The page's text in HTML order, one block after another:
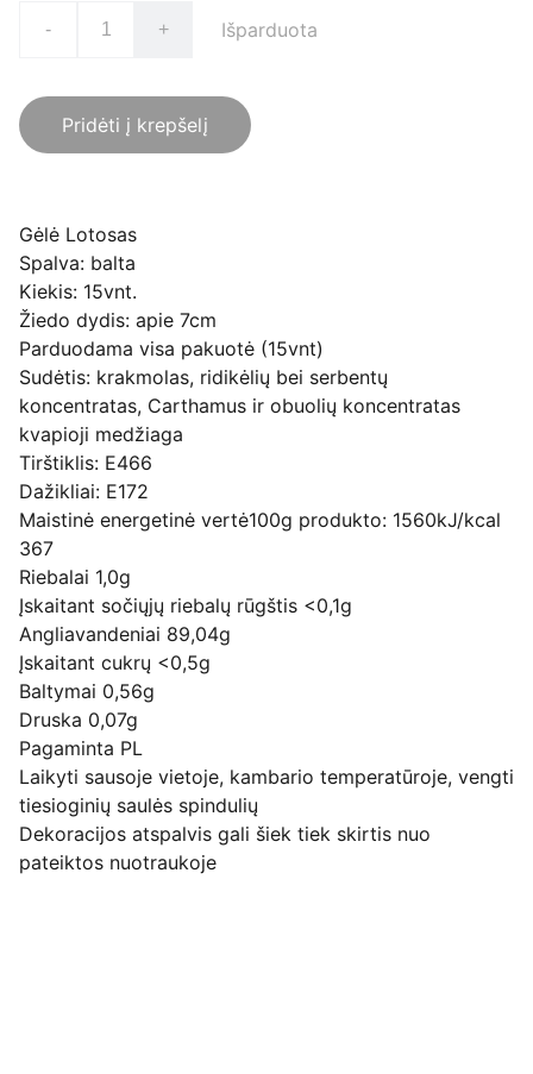
- + Išparduota
Pridėti į krepšelį
Gėlė Lotosas
Spalva: balta
Kiekis: 15vnt.
Žiedo dydis: apie 7cm
Parduodama visa pakuotė (15vnt)
Sudėtis: krakmolas, ridikėlių bei serbentų
koncentratas, Carthamus ir obuolių koncentratas
kvapioji medžiaga
Tirštiklis: E466
Dažikliai: E172
Maistinė energetinė vertė100g produkto: 1560kJ/kcal
367
Riebalai 1,0g
Įskaitant sočiųjų riebalų rūgštis <0,1g
Angliavandeniai 89,04g
Įskaitant cukrų <0,5g
Baltymai 0,56g
Druska 0,07g
Pagaminta PL
Laikyti sausoje vietoje, kambario temperatūroje, vengti
tiesioginių saulės spindulių
Dekoracijos atspalvis gali šiek tiek skirtis nuo
pateiktos nuotraukoje